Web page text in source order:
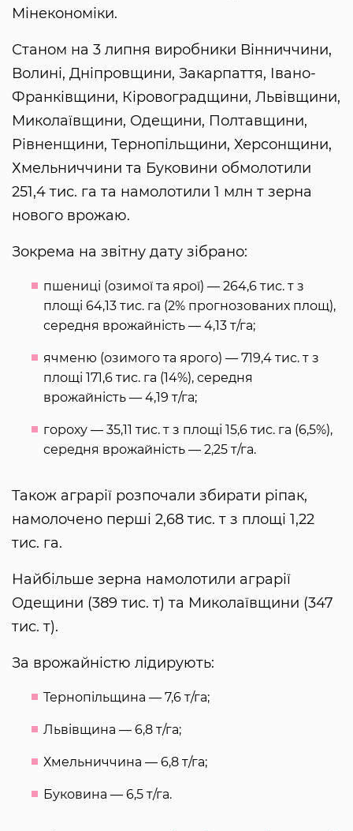
Мінекономіки.
Станом на 3 липня виробники Вінниччини,
Волині, Дніпровщини, Закарпаття, Івано-
Франківщини, Кіровоградщини, Львівщини,
Миколаївщини, Одещини, Полтавщини,
Рівненщини, Тернопільщини, Херсонщини,
Хмельниччини та Буковини обмолотили
251,4 тис. га та намолотили 1 млн т зерна
нового врожаю.
Зокрема на звітну дату зібрано:
пшениці (озимої та ярої) — 264,6 тис. т з
площі 64,13 тис. га (2% прогнозованих площ),
середня врожайність — 4,13 т/га;
ячменю (озимого та ярого) — 719,4 тис. т з
площі 171,6 тис. га (14%), середня
врожайність — 4,19 т/га;
гороху — 35,11 тис. т з площі 15,6 тис. га (6,5%),
середня врожайність — 2,25 т/га.
Також аграрії розпочали збирати ріпак,
намолочено перші 2,68 тис. т з площі 1,22
тис. га.
Найбільше зерна намолотили аграрії
Одещини (389 тис. т) та Миколаївщини (347
тис. т).
За врожайністю лідирують:
Тернопільщина — 7,6 т/га;
Львівщина — 6,8 т/га;
Хмельниччина — 6,8 т/га;
Буковина — 6,5 т/га.